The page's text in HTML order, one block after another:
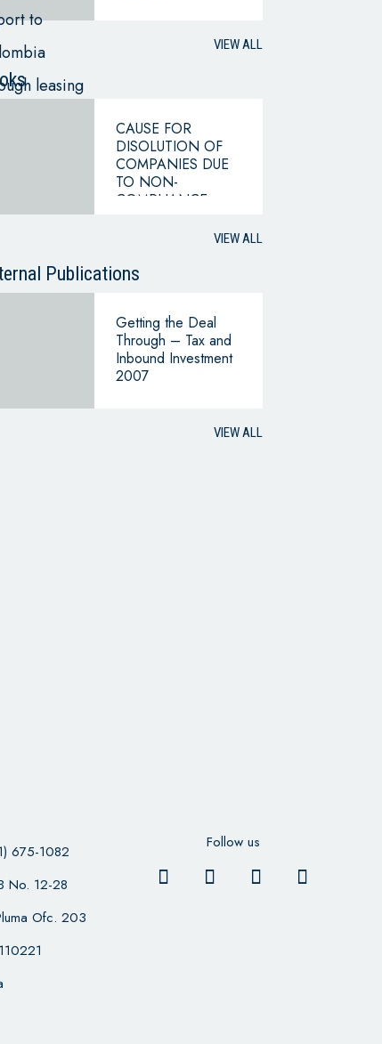
VIEW ALL
CAUSE FOR
DISOLUTION OF
COMPANIES DUE
TO NON-
COMPLIANCE
HYPOTHESIS OF
BUSINESS
VIEW ALL
Publications
Getting the Deal
Through – Tax and
Inbound Investment
2007
VIEW ALL
675-1082
No. 12-28
Ofc. 203
Follow us